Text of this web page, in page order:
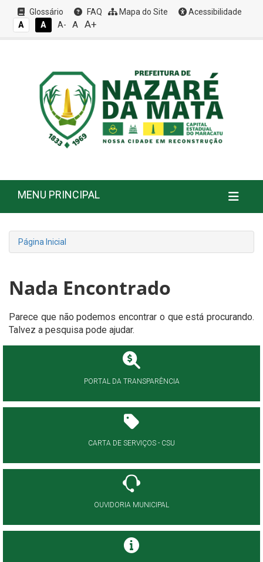
Glossário FAQ Mapa do Site
Acessibilidade
A
A A- A A+
MENU PRINCIPAL
Página Inicial
Nada Encontrado
Parece que não podemos encontrar o que está procurando.
Talvez a pesquisa pode ajudar.
PORTAL DA TRANSPARÊNCIA
CARTA DE SERVIÇOS - CSU
OUVIDORIA MUNICIPAL